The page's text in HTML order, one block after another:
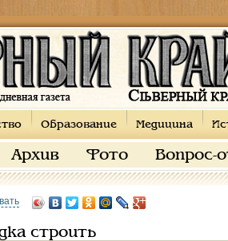
Образование Медицина
Архив Фото Вопрос-
строить